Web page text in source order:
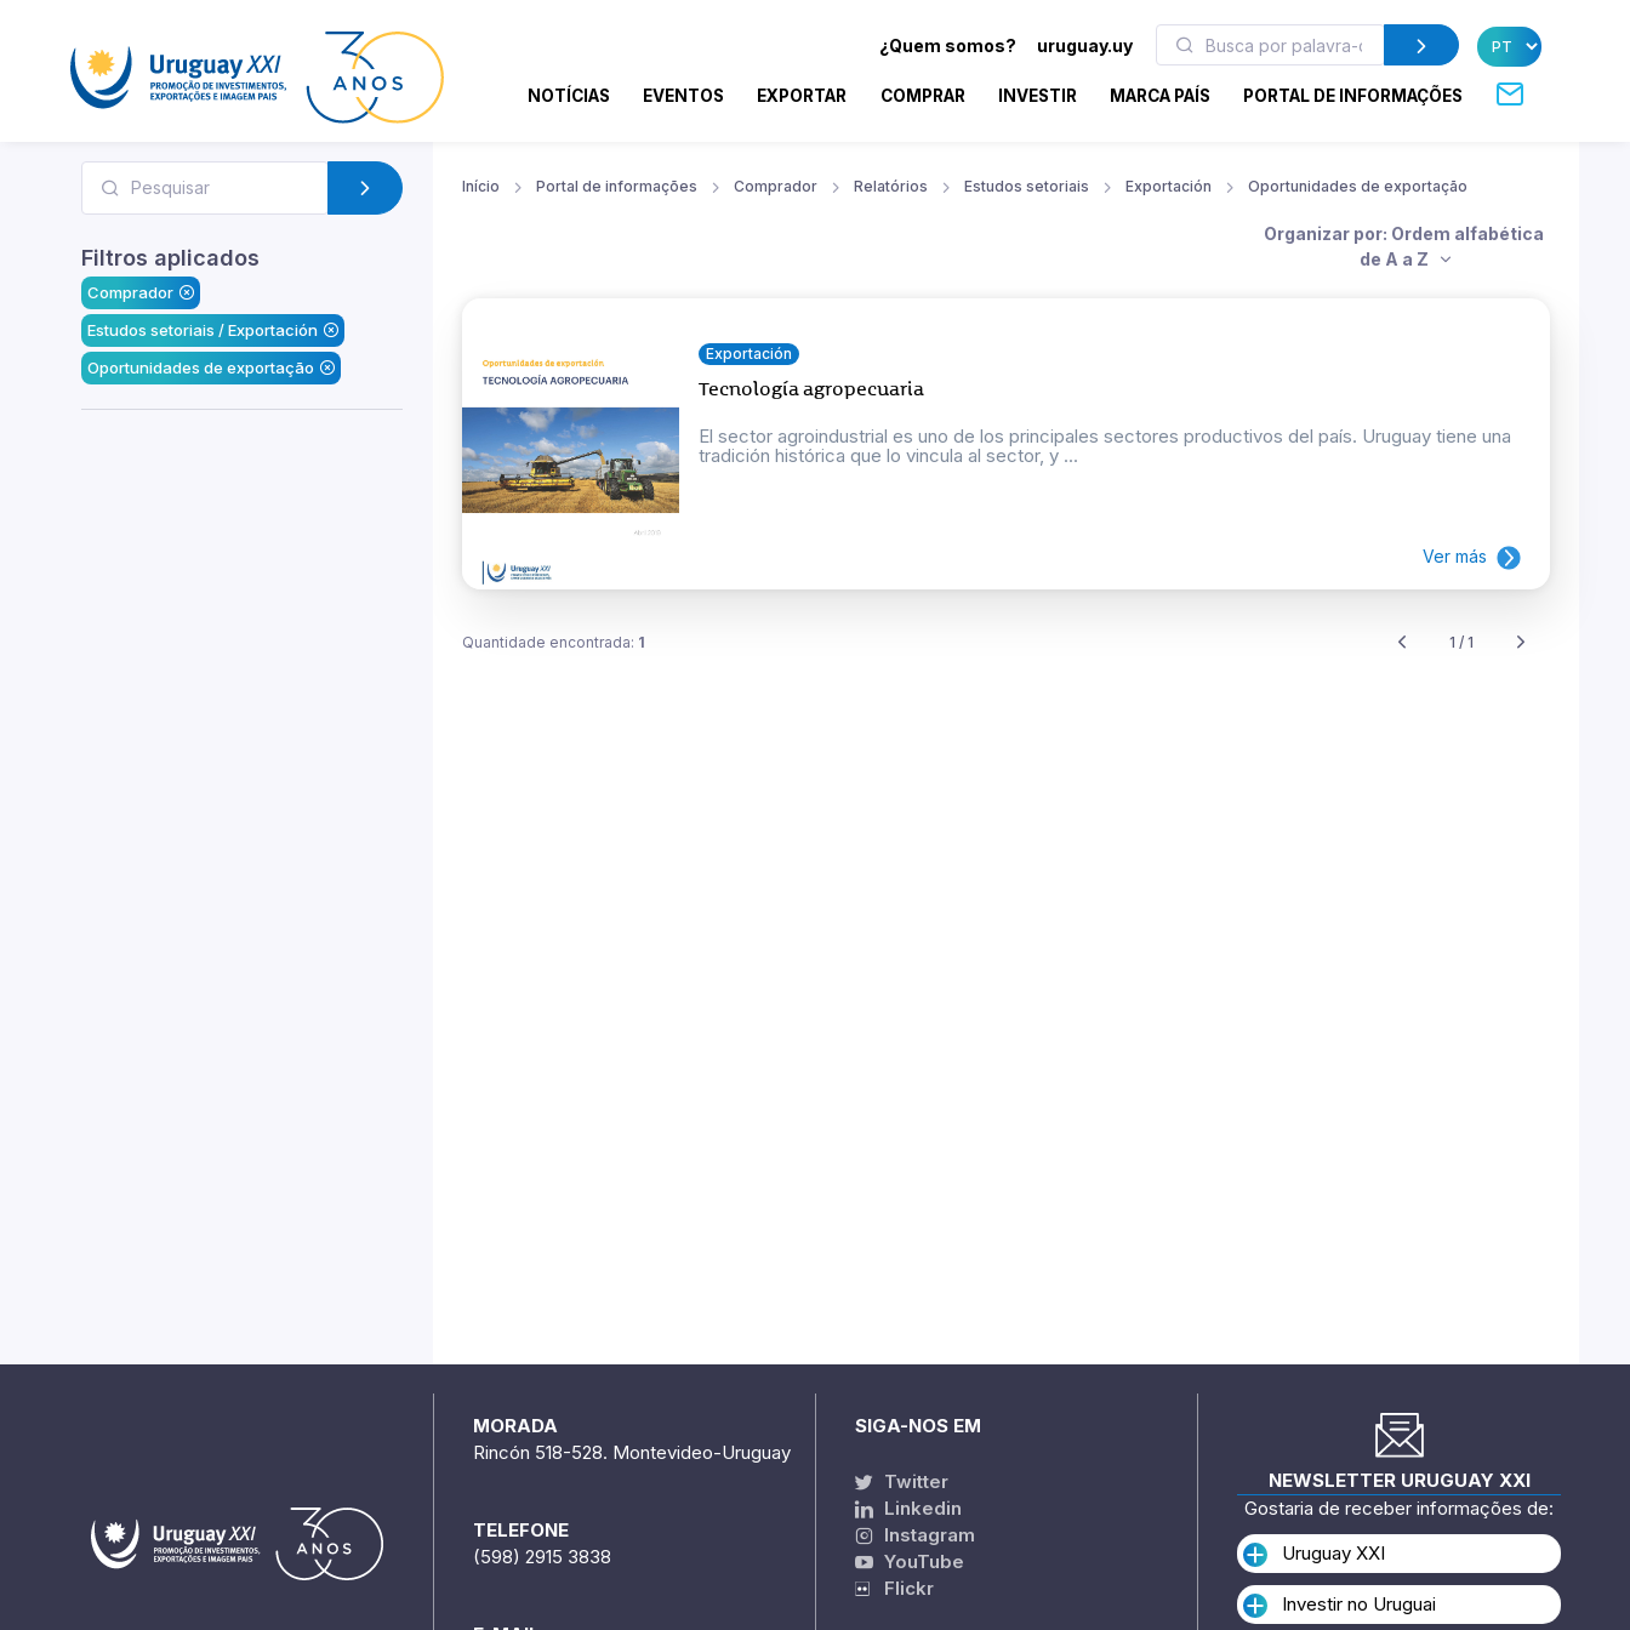
¿Quem somos? uruguay.uy
NOTÍCIAS EVENTOS EXPORTAR COMPRAR INVESTIR MARCA PAÍS PORTAL DE INFORMAÇÕES
Filtros aplicados
Comprador
Estudos setoriais / Exportación
Oportunidades de exportação
Início Portal de informações Comprador Relatórios Estudos setoriais Exportación Oportunidades de exportação
Organizar por: Ordem alfabética
de A a Z
Exportación
Tecnología agropecuaria
El sector agroindustrial es uno de los principales sectores productivos del país. Uruguay tiene una
tradición histórica que lo vincula al sector, y ...
Ver más
Quantidade encontrada: 1 1 / 1
MORADA
Rincón 518-528. Montevideo-Uruguay
TELEFONE
(598) 2915 3838
SIGA-NOS EM
Twitter
Linkedin
Instagram
YouTube
Flickr
NEWSLETTER URUGUAY XXI
Gostaria de receber informações de:
Uruguay XXI
Investir no Uruguai